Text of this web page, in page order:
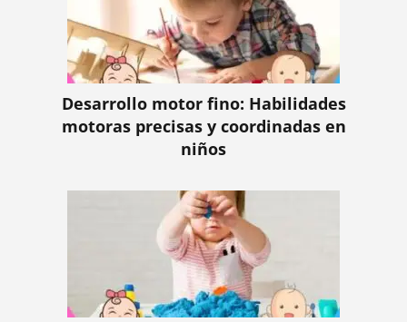
Desarrollo motor fino: Habilidades
motoras precisas y coordinadas en
niños